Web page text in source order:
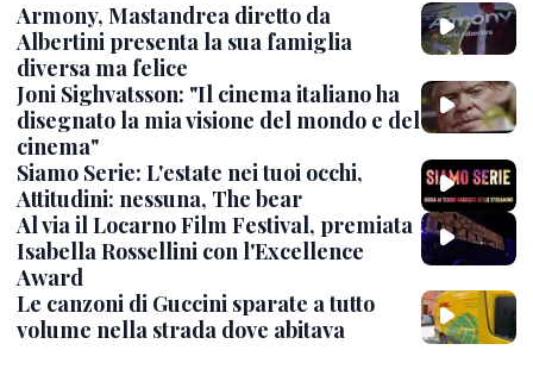
Armony, Mastandrea diretto da
Albertini presenta la sua famiglia
diversa ma felice
Joni Sighvatsson: "Il cinema italiano ha
disegnato la mia visione del mondo e del
cinema"
Siamo Serie: L'estate nei tuoi occhi,
Attitudini: nessuna, The bear
Al via il Locarno Film Festival, premiata
Isabella Rossellini con l'Excellence
Award
Le canzoni di Guccini sparate a tutto
volume nella strada dove abitava